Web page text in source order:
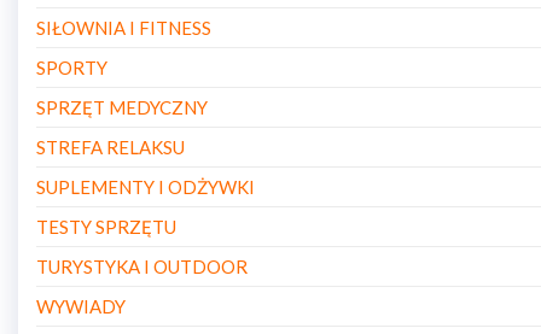
SIŁOWNIA I FITNESS
SPORTY
SPRZĘT MEDYCZNY
STREFA RELAKSU
SUPLEMENTY I ODŻYWKI
TESTY SPRZĘTU
TURYSTYKA I OUTDOOR
WYWIADY